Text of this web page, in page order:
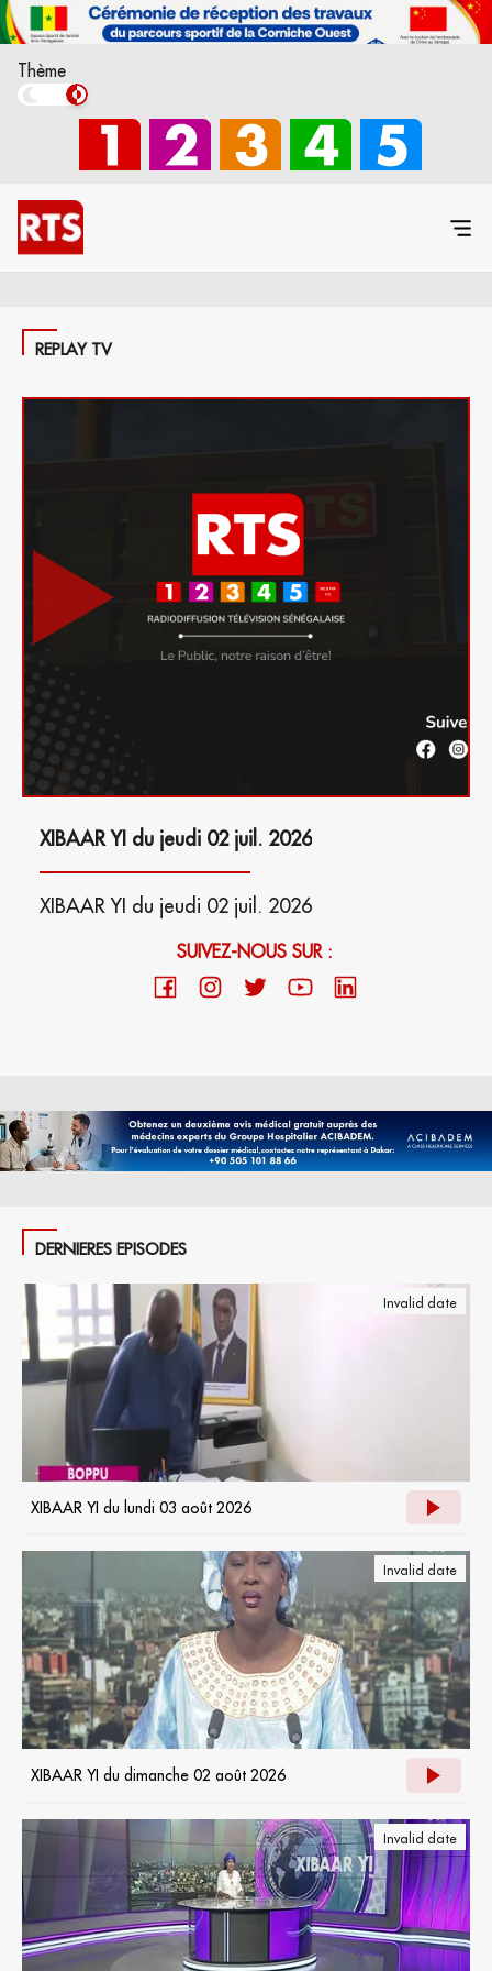
Thème
REPLAY TV
XIBAAR YI du jeudi 02 juil. 2026
XIBAAR YI du jeudi 02 juil. 2026
SUIVEZ-NOUS SUR :
DERNIERES EPISODES
Invalid date
XIBAAR YI du lundi 03 août 2026
Invalid date
XIBAAR YI du dimanche 02 août 2026
Invalid date